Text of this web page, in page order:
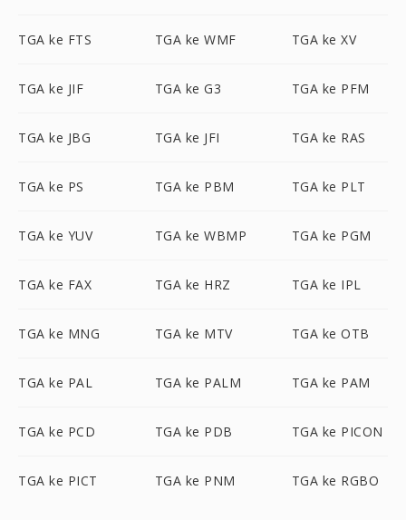
TGA ke FTS TGA ke WMF TGA ke XV
TGA ke JIF TGA ke G3 TGA ke PFM
TGA ke JBG TGA ke JFI TGA ke RAS
TGA ke PS TGA ke PBM TGA ke PLT
TGA ke YUV TGA ke WBMP TGA ke PGM
TGA ke FAX TGA ke HRZ TGA ke IPL
TGA ke MNG TGA ke MTV TGA ke OTB
TGA ke PAL TGA ke PALM TGA ke PAM
TGA ke PCD TGA ke PDB TGA ke PICON
TGA ke PICT TGA ke PNM TGA ke RGBO